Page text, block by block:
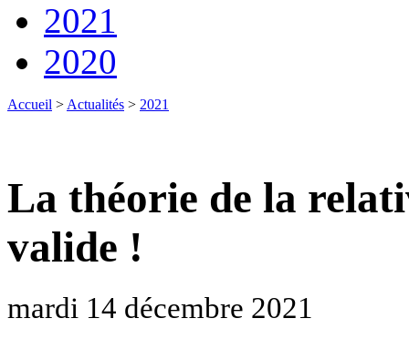
2021
2020
Accueil > Actualités > 2021
La théorie de la
valide !
mardi 14 décembre 2021